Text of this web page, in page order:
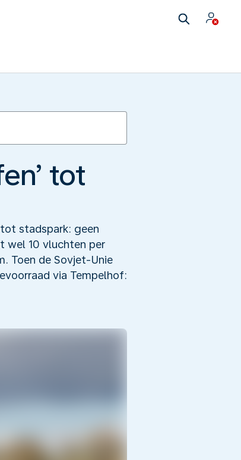
tot
stadspark: geen
wel 10 vluchten per
Toen de Sovjet-Unie
via Tempelhof: